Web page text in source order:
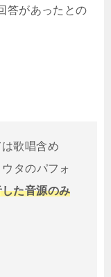
答があったとの
歌唱含め
ウタのパフォ
た音源のみ